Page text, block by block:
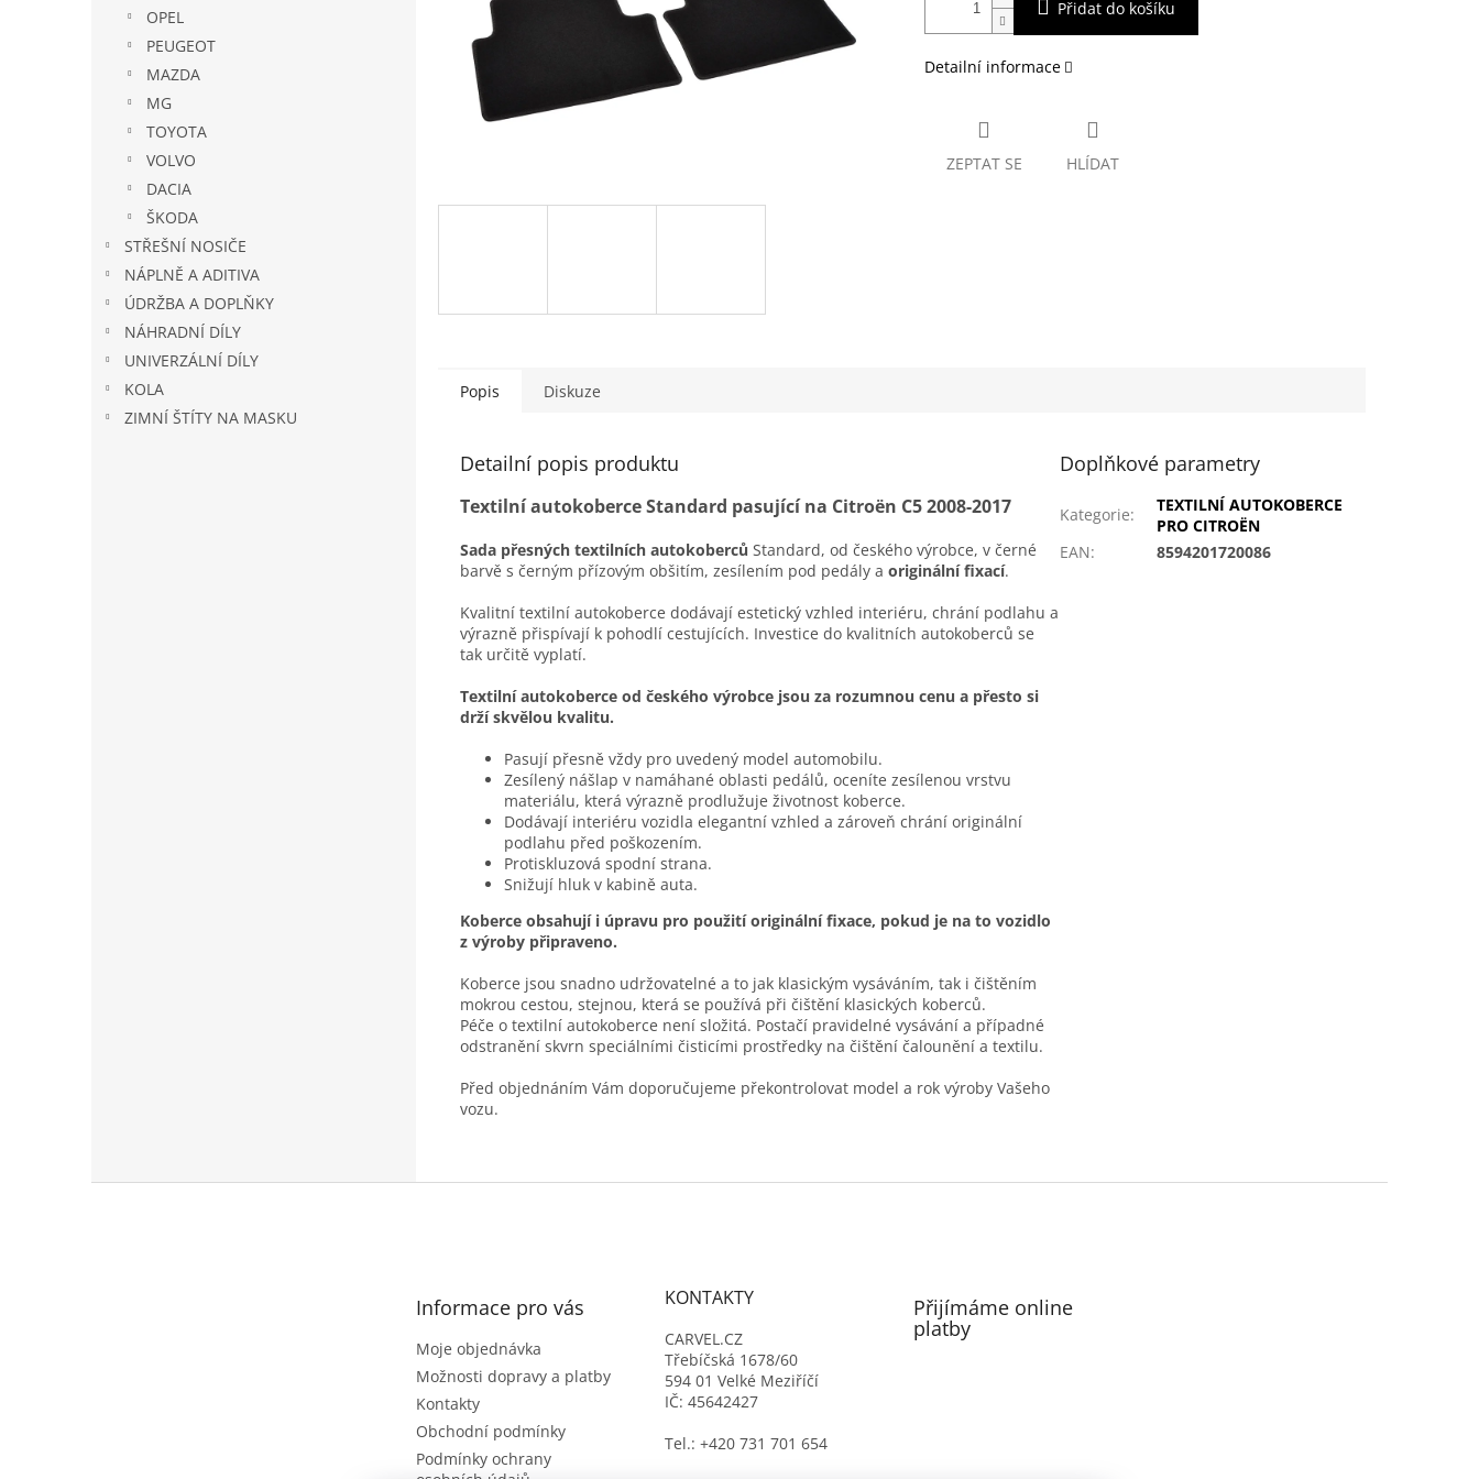
OPEL
PEUGEOT
MAZDA
MG
TOYOTA
VOLVO
DACIA
ŠKODA
STŘEŠNÍ NOSIČE
NÁPLNĚ A ADITIVA
ÚDRŽBA A DOPLŇKY
NÁHRADNÍ DÍLY
UNIVERZÁLNÍ DÍLY
KOLA
ZIMNÍ ŠTÍTY NA MASKU
Přidat do košíku
Detailní informace
ZEPTAT SE HLÍDAT
Popis Diskuze
Detailní popis produktu
Textilní autokoberce Standard pasující na Citroën C5 2008-2017
Sada přesných textilních autokoberců Standard, od českého výrobce, v černé
barvě s černým přízovým obšitím, zesílením pod pedály a originální fixací.
Kvalitní textilní autokoberce dodávají estetický vzhled interiéru, chrání podlahu a
výrazně přispívají k pohodlí cestujících. Investice do kvalitních autokoberců se
tak určitě vyplatí.
Textilní autokoberce od českého výrobce jsou za rozumnou cenu a přesto si
drží skvělou kvalitu.
Pasují přesně vždy pro uvedený model automobilu.
Zesílený nášlap v namáhané oblasti pedálů, oceníte zesílenou vrstvu
materiálu, která výrazně prodlužuje životnost koberce.
Dodávají interiéru vozidla elegantní vzhled a zároveň chrání originální
podlahu před poškozením.
Protiskluzová spodní strana.
Snižují hluk v kabině auta.
Koberce obsahují i úpravu pro použití originální fixace, pokud je na to vozidlo
z výroby připraveno.
Koberce jsou snadno udržovatelné a to jak klasickým vysáváním, tak i čištěním
mokrou cestou, stejnou, která se používá při čištění klasických koberců.
Péče o textilní autokoberce není složitá. Postačí pravidelné vysávání a případné
odstranění skvrn speciálními čisticími prostředky na čištění čalounění a textilu.
Před objednáním Vám doporučujeme překontrolovat model a rok výroby Vašeho
vozu.
Doplňkové parametry
Kategorie:
TEXTILNÍ AUTOKOBERCE
PRO CITROËN
EAN: 8594201720086
Informace pro vás
Moje objednávka
Možnosti dopravy a platby
Kontakty
Obchodní podmínky
Podmínky ochrany
KONTAKTY
CARVEL.CZ
Třebíčská 1678/60
594 01 Velké Meziříčí
IČ: 45642427
Tel.: +420 731 701 654
Přijímáme online
platby